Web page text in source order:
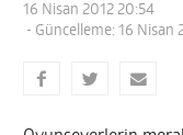
16 Nisan 2012 20:54
- Güncelleme: 16 Nisan